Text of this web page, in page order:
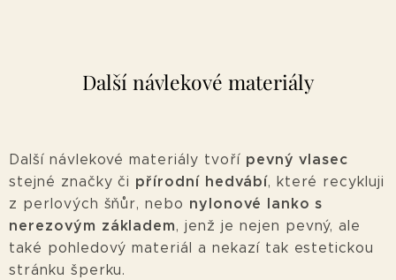
Další návlekové materiály
Další návlekové materiály tvoří pevný vlasec
stejné značky či přírodní hedvábí, které recykluji
z perlových šňůr, nebo nylonové lanko s
nerezovým základem, jenž je nejen pevný, ale
také pohledový materiál a nekazí tak estetickou
stránku šperku.